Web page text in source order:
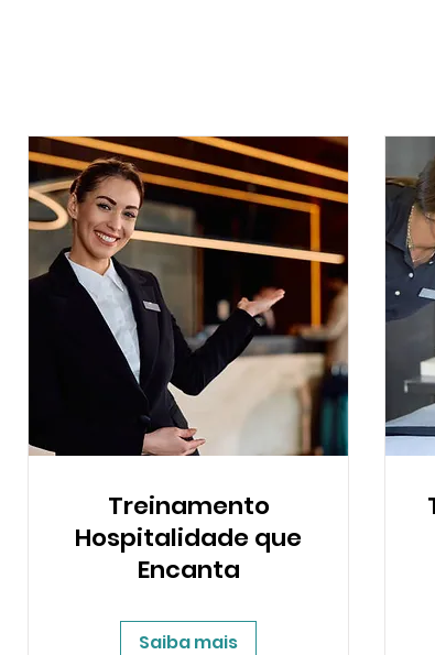
Treinamento
Hospitalidade que
Encanta
Saiba mais